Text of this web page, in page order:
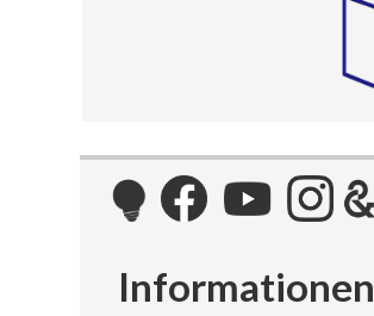
Informationen